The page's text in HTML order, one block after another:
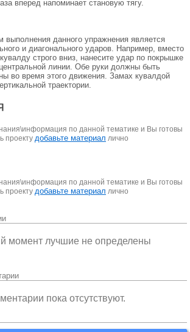
вперед напоминает становую тягу.
выполнения данного упражнения является
и диагонального ударов. Например, вместо
строго вниз, нанесите удар по покрышке
линии. Обе руки должны быть
во время этого движения. Замах кувалдой
траектории.
по данной тематике и Вы готовы
проекту добавьте материал лично
по данной тематике и Вы готовы
проекту добавьте материал лично
момент лучшие не определены
пока отсутствуют.